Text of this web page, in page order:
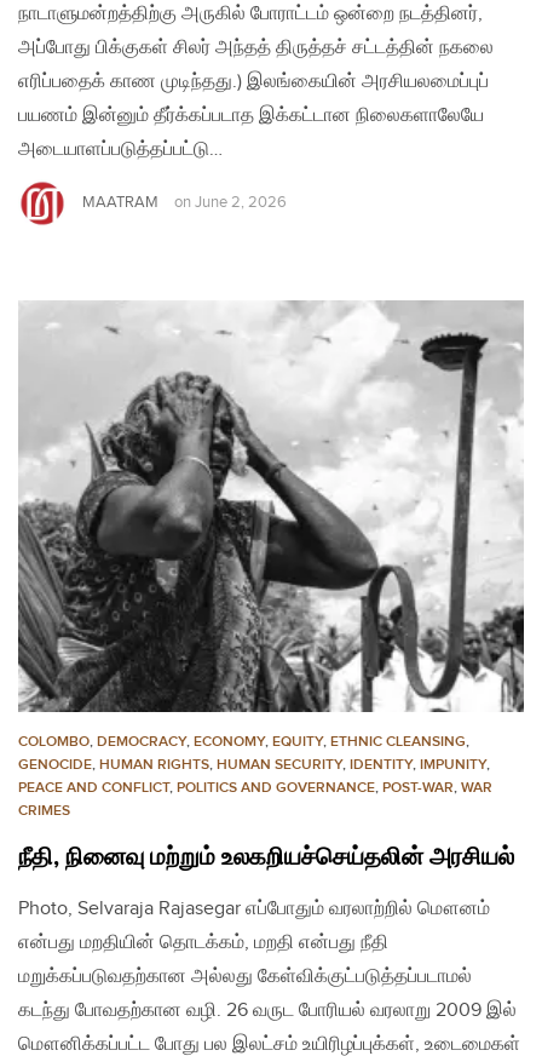
நாடாளுமன்றத்திற்கு அருகில் போராட்டம் ஒன்றை நடத்தினர்,
அப்போது பிக்குகள் சிலர் அந்தத் திருத்தச் சட்டத்தின் நகலை
எரிப்பதைக் காண முடிந்தது.) இலங்கையின் அரசியலமைப்புப்
பயணம் இன்னும் தீர்க்கப்படாத இக்கட்டான நிலைகளாலேயே
அடையாளப்படுத்தப்பட்டு…
MAATRAM on June 2, 2026
COLOMBO, DEMOCRACY, ECONOMY, EQUITY, ETHNIC CLEANSING,
GENOCIDE, HUMAN RIGHTS, HUMAN SECURITY, IDENTITY, IMPUNITY,
PEACE AND CONFLICT, POLITICS AND GOVERNANCE, POST-WAR, WAR
CRIMES
நீதி, நினைவு மற்றும் உலகறியச்செய்தலின் அரசியல்
Photo, Selvaraja Rajasegar எப்போதும் வரலாற்றில் மௌனம்
என்பது மறதியின் தொடக்கம், மறதி என்பது நீதி
மறுக்கப்படுவதற்கான அல்லது கேள்விக்குட்படுத்தப்படாமல்
கடந்து போவதற்கான வழி. 26 வருட போரியல் வரலாறு 2009 இல்
மௌனிக்கப்பட்ட போது பல இலட்சம் உயிரிழப்புக்கள், உடைமைகள்